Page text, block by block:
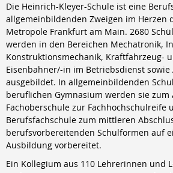
Heinrich KleyerBerufsfachschule
Berufsvorbereitend
Bildungsgänge zur
Berufsbegleitend
Fachschule für
Berufsschule
Anlagenmechaniker/-
Augenoptiker/-in
Eisenbahner/-in im
Fahrradmonteur/-in
Die Heinrich-Kleyer-Schule ist eine
allgemeinbildenden Zweigen im Herzen
Metropole Frankfurt am Main. 2680
werden in den Bereichen Mechatronik,
Konstruktionsmechanik, Kraftfahrzeug-
Eisenbahner/-in im Betriebsdienst sowie
ausgebildet. In allgemeinbildenden
beruflichen Gymnasium werden sie
Fachoberschule zur Fachhochschulreife
Berufsfachschule zum mittleren
berufsvorbereitenden Schulformen auf
Ausbildung vorbereitet.
Ein Kollegium aus 110 Lehrerinnen und